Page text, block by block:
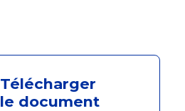
Télécharger
le document